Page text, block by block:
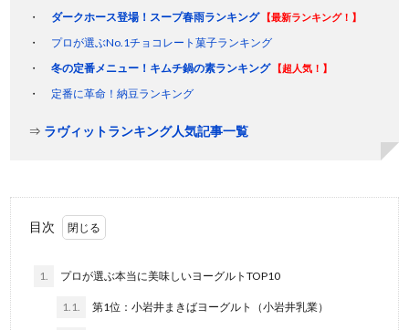
ダークホース登場！スープ春雨ランキング 【最新ランキング！】
プロが選ぶNo.1チョコレート菓子ランキング
冬の定番メニュー！キムチ鍋の素ランキング
【超人気！】
定番に革命！納豆ランキング
⇒ ラヴィットランキング人気記事一覧
目次
1. プロが選ぶ本当に美味しいヨーグルトTOP10
1.1. 第1位：小岩井まきばヨーグルト（小岩井乳業）